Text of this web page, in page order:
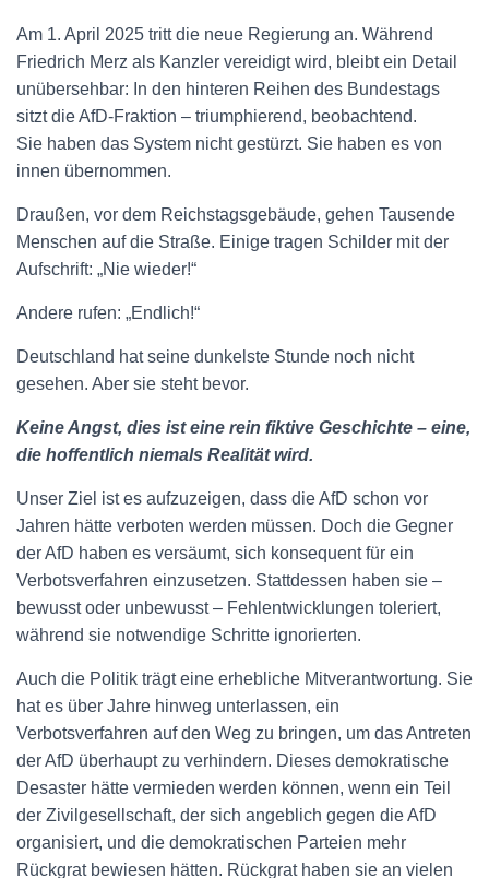
Am 1. April 2025 tritt die neue Regierung an. Während
Friedrich Merz als Kanzler vereidigt wird, bleibt ein Detail
unübersehbar: In den hinteren Reihen des Bundestags
sitzt die AfD-Fraktion – triumphierend, beobachtend.
Sie haben das System nicht gestürzt. Sie haben es von
innen übernommen.
Draußen, vor dem Reichstagsgebäude, gehen Tausende
Menschen auf die Straße. Einige tragen Schilder mit der
Aufschrift: „Nie wieder!“
Andere rufen: „Endlich!“
Deutschland hat seine dunkelste Stunde noch nicht
gesehen. Aber sie steht bevor.
Keine Angst, dies ist eine rein fiktive Geschichte – eine,
die hoffentlich niemals Realität wird.
Unser Ziel ist es aufzuzeigen, dass die AfD schon vor
Jahren hätte verboten werden müssen. Doch die Gegner
der AfD haben es versäumt, sich konsequent für ein
Verbotsverfahren einzusetzen. Stattdessen haben sie –
bewusst oder unbewusst – Fehlentwicklungen toleriert,
während sie notwendige Schritte ignorierten.
Auch die Politik trägt eine erhebliche Mitverantwortung. Sie
hat es über Jahre hinweg unterlassen, ein
Verbotsverfahren auf den Weg zu bringen, um das Antreten
der AfD überhaupt zu verhindern. Dieses demokratische
Desaster hätte vermieden werden können, wenn ein Teil
der Zivilgesellschaft, der sich angeblich gegen die AfD
organisiert, und die demokratischen Parteien mehr
Rückgrat bewiesen hätten. Rückgrat haben sie an vielen